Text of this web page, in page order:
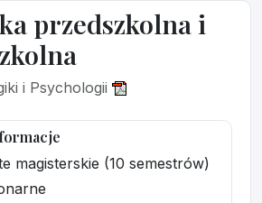
przedszkolna i
i Psychologii
magisterskie (10 semestrów)